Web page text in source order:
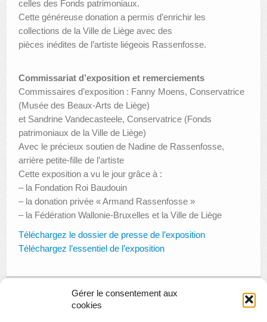
Gérer le consentement aux
cookies
celles des Fonds patrimoniaux.
Cette généreuse donation a permis d’enrichir les
collections de la Ville de Liège avec des
pièces inédites de l’artiste liégeois Rassenfosse.
Commissariat d’exposition et remerciements
Commissaires d’exposition : Fanny Moens, Conservatrice
(Musée des Beaux-Arts de Liège)
et Sandrine Vandecasteele, Conservatrice (Fonds
patrimoniaux de la Ville de Liège)
Avec le précieux soutien de Nadine de Rassenfosse,
arrière petite-fille de l’artiste
Cette exposition a vu le jour grâce à :
– la Fondation Roi Baudouin
– la donation privée « Armand Rassenfosse »
– la Fédération Wallonie-Bruxelles et la Ville de Liège
Téléchargez le dossier de presse de l’exposition
Téléchargez l’essentiel de l’exposition
« Page précédente